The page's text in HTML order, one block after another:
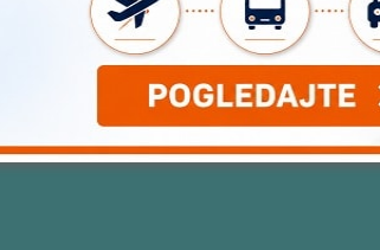
id=”26482″]